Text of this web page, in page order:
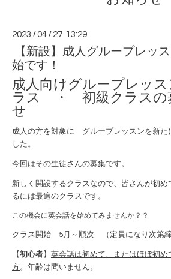
2023 /04 / 27 13:29
【新設】成人グループレッ
始です！
成人向けグループレッ
ラス ・ 初級クラスの
せ
成人の方を対象に グループレッスンを新た
した。
今回はその生徒さんの募集です。
新しく開設するクラスなので、皆さんが初
るには最適のクラスです。
この機会に英会話を始めてみませんか？？
クラス開始 5月～順次 （定員になり次第締
【初心者】 英会話は初めて、またはほぼ初め
方。年齢は問いません。